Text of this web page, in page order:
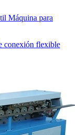
Máquina para
conexión flexible